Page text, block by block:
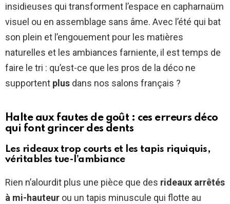
insidieuses qui transforment l’espace en capharnaüm
visuel ou en assemblage sans âme. Avec l’été qui bat
son plein et l’engouement pour les matières
naturelles et les ambiances farniente, il est temps de
faire le tri : qu’est-ce que les pros de la déco ne
supportent plus dans nos salons français ?
Halte aux fautes de goût : ces erreurs déco
qui font grincer des dents
Les rideaux trop courts et les tapis riquiquis,
véritables tue-l’ambiance
Rien n’alourdit plus une pièce que des rideaux arrêtés
à mi-hauteur ou un tapis minuscule qui flotte au